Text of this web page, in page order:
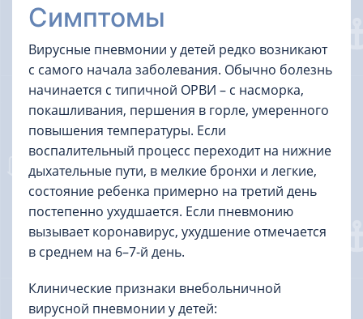
Симптомы
Вирусные пневмонии у детей редко возникают
с самого начала заболевания. Обычно болезнь
начинается с типичной ОРВИ – с насморка,
покашливания, першения в горле, умеренного
повышения температуры. Если
воспалительный процесс переходит на нижние
дыхательные пути, в мелкие бронхи и легкие,
состояние ребенка примерно на третий день
постепенно ухудшается. Если пневмонию
вызывает коронавирус, ухудшение отмечается
в среднем на 6–7-й день.
Клинические признаки внебольничной
вирусной пневмонии у детей: